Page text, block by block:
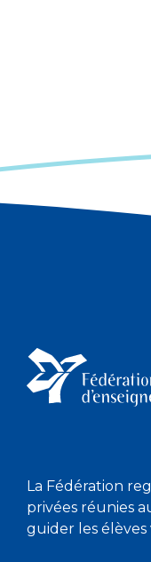
La Fédération
privées réunies
guider les élèves